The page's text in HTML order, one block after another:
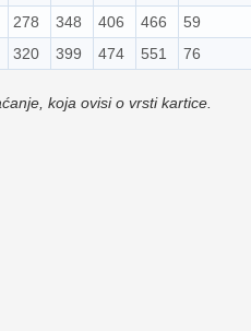
278 348 406 466 59
320 399 474 551 76
koja ovisi o vrsti kartice.